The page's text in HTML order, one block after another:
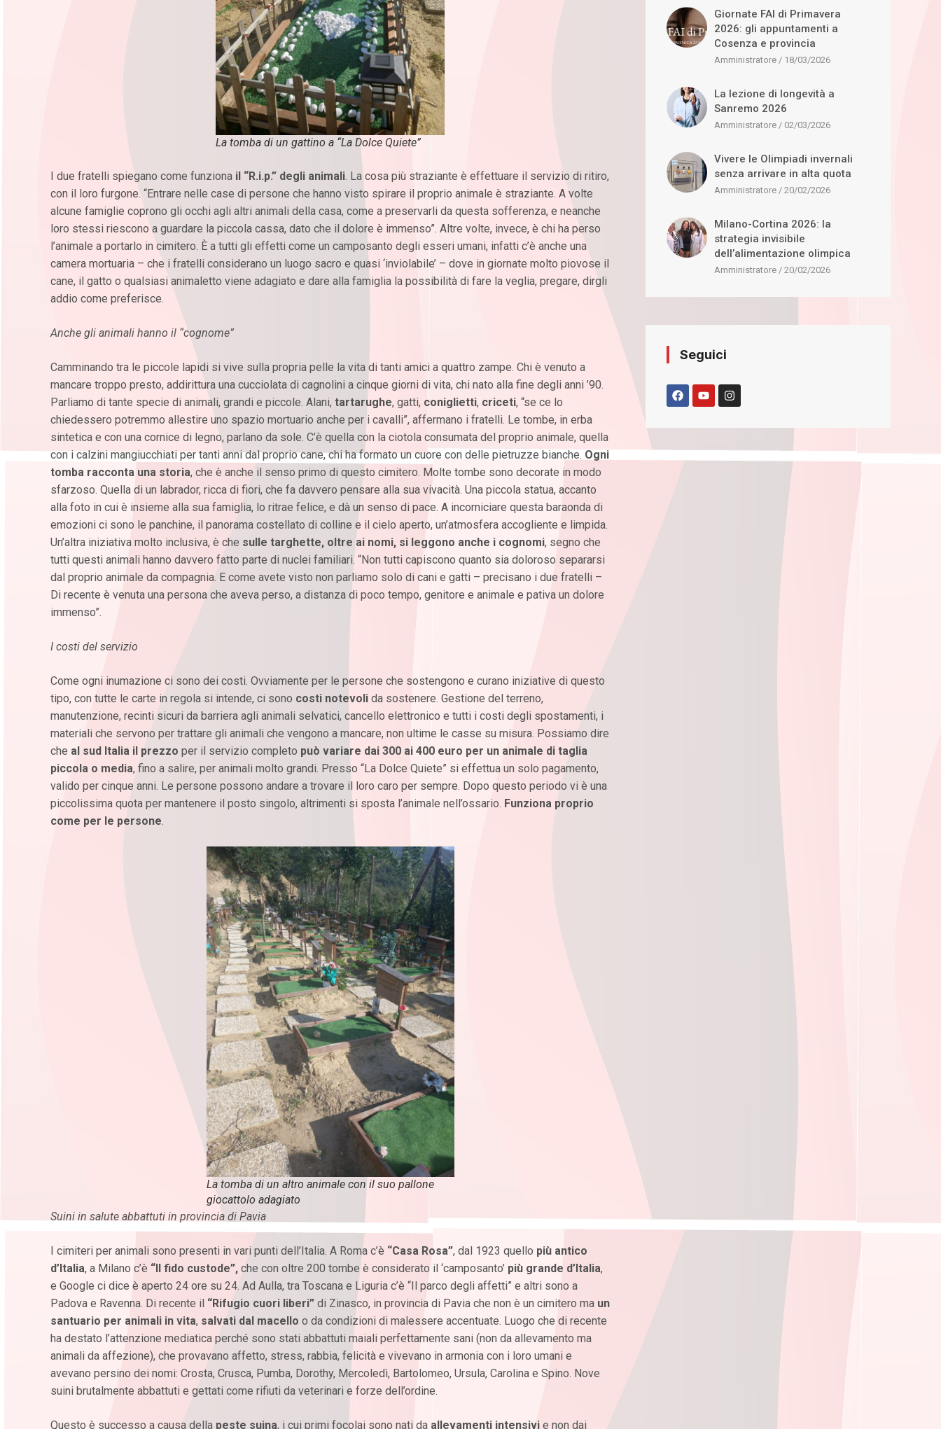
La tomba di un gattino a “La Dolce Quiete”
I due fratelli spiegano come funziona il “R.i.p.” degli animali . La cosa più straziante è effettuare il servizio di ritiro,
con il loro furgone. “Entrare nelle case di persone che hanno visto spirare il proprio animale è straziante. A volte
alcune famiglie coprono gli occhi agli altri animali della casa, come a preservarli da questa sofferenza, e neanche
loro stessi riescono a guardare la piccola cassa, dato che il dolore è immenso”. Altre volte, invece, è chi ha perso
l’animale a portarlo in cimitero. È a tutti gli effetti come un camposanto degli esseri umani, infatti c’è anche una
camera mortuaria – che i fratelli considerano un luogo sacro e quasi ‘inviolabile’ – dove in giornate molto piovose il
cane, il gatto o qualsiasi animaletto viene adagiato e dare alla famiglia la possibilità di fare la veglia, pregare, dirgli
addio come preferisce.
Anche gli animali hanno il “cognome”
Camminando tra le piccole lapidi si vive sulla propria pelle la vita di tanti amici a quattro zampe. Chi è venuto a
mancare troppo presto, addirittura una cucciolata di cagnolini a cinque giorni di vita, chi nato alla fine degli anni ’90.
Parliamo di tante specie di animali, grandi e piccole. Alani, tartarughe, gatti, coniglietti, criceti, “se ce lo
chiedessero potremmo allestire uno spazio mortuario anche per i cavalli”, affermano i fratelli. Le tombe, in erba
sintetica e con una cornice di legno, parlano da sole. C’è quella con la ciotola consumata del proprio animale, quella
con i calzini mangiucchiati per tanti anni dal proprio cane, chi ha formato un cuore con delle pietruzze bianche. Ogni
tomba racconta una storia, che è anche il senso primo di questo cimitero. Molte tombe sono decorate in modo
sfarzoso. Quella di un labrador, ricca di fiori, che fa davvero pensare alla sua vivacità. Una piccola statua, accanto
alla foto in cui è insieme alla sua famiglia, lo ritrae felice, e dà un senso di pace. A incorniciare questa baraonda di
emozioni ci sono le panchine, il panorama costellato di colline e il cielo aperto, un’atmosfera accogliente e limpida.
Un’altra iniziativa molto inclusiva, è che sulle targhette, oltre ai nomi, si leggono anche i cognomi, segno che
tutti questi animali hanno davvero fatto parte di nuclei familiari. “Non tutti capiscono quanto sia doloroso separarsi
dal proprio animale da compagnia. E come avete visto non parliamo solo di cani e gatti – precisano i due fratelli –
Di recente è venuta una persona che aveva perso, a distanza di poco tempo, genitore e animale e pativa un dolore
immenso”.
I costi del servizio
Come ogni inumazione ci sono dei costi. Ovviamente per le persone che sostengono e curano iniziative di questo
tipo, con tutte le carte in regola si intende, ci sono costi notevoli da sostenere. Gestione del terreno,
manutenzione, recinti sicuri da barriera agli animali selvatici, cancello elettronico e tutti i costi degli spostamenti, i
materiali che servono per trattare gli animali che vengono a mancare, non ultime le casse su misura. Possiamo dire
che al sud Italia il prezzo per il servizio completo può variare dai 300 ai 400 euro per un animale di taglia
piccola o media, fino a salire, per animali molto grandi. Presso “La Dolce Quiete” si effettua un solo pagamento,
valido per cinque anni. Le persone possono andare a trovare il loro caro per sempre. Dopo questo periodo vi è una
piccolissima quota per mantenere il posto singolo, altrimenti si sposta l’animale nell’ossario. Funziona proprio
come per le persone
La tomba di un altro animale con il suo pallone
giocattolo adagiato
Suini in salute abbattuti in provincia di Pavia
I cimiteri per animali sono presenti in vari punti dell’Italia. A Roma c’è “Casa Rosa”, dal 1923 quello più antico
d’Italia, a Milano c’è “Il fido custode”, che con oltre 200 tombe è considerato il ‘camposanto’ più grande d’Italia,
e Google ci dice è aperto 24 ore su 24. Ad Aulla, tra Toscana e Liguria c’è “Il parco degli affetti” e altri sono a
Padova e Ravenna. Di recente il “Rifugio cuori liberi” di Zinasco, in provincia di Pavia che non è un cimitero ma un
santuario per animali in vita, salvati dal macello o da condizioni di malessere accentuate. Luogo che di recente
ha destato l’attenzione mediatica perché sono stati abbattuti maiali perfettamente sani (non da allevamento ma
animali da affezione), che provavano affetto, stress, rabbia, felicità e vivevano in armonia con i loro umani e
avevano persino dei nomi: Crosta, Crusca, Pumba, Dorothy, Mercoledì, Bartolomeo, Ursula, Carolina e Spino. Nove
suini brutalmente abbattuti e gettati come rifiuti da veterinari e forze dell’ordine.
Questo è successo a causa della peste suina, i cui primi focolai sono nati da allevamenti intensivi e non dai
Giornate FAI di Primavera
2026: gli appuntamenti a
Cosenza e provincia
Amministratore 18/03/2026
La lezione di longevità a
Sanremo 2026
Amministratore 02/03/2026
Vivere le Olimpiadi invernali
senza arrivare in alta quota
Amministratore 20/02/2026
Milano-Cortina 2026: la
strategia invisibile
dell’alimentazione olimpica
Amministratore 20/02/2026
Seguici